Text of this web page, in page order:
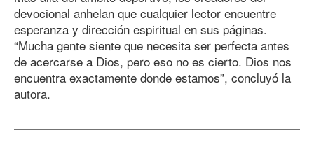
devocional anhelan que cualquier lector encuentre
esperanza y dirección espiritual en sus páginas.
“Mucha gente siente que necesita ser perfecta antes
de acercarse a Dios, pero eso no es cierto. Dios nos
encuentra exactamente donde estamos”, concluyó la
autora.